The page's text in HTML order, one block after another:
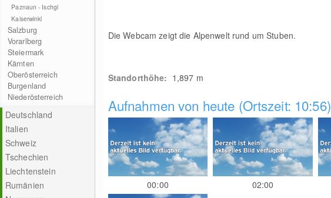
Paznaun - Ischgl
Kaiserwinkl
Salzburg
Vorarlberg
Steiermark
Kärnten
Oberösterreich
Burgenland
Niederösterreich
Deutschland
Italien
Schweiz
Tschechien
Liechtenstein
Rumänien
Die Webcam zeigt die Alpenwelt rund um Stuben.
Standorthöhe: 1,897 m
Aufnahmen von heute (Ortszeit: 10:56)
00:00 02:00